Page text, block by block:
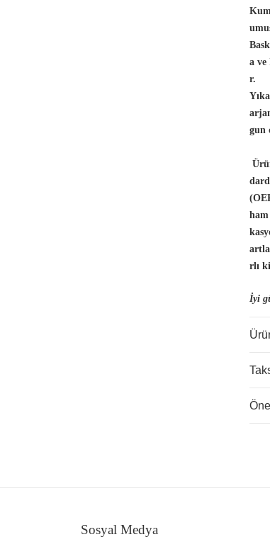
a ve
r.
gun
ham
rlı
İyi
Sosyal Medya